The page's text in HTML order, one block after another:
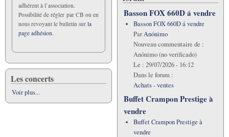
adhérent à l’association.
Possibilité de régler par CB ou en
nous revoyant le bulletin sur la
page adhésion.
Les concerts
Voir plus...
Basson FOX 660D á vendre
Basson FOX 660D á vendre
ParAnónimo
Nouveau commentaire de :
Anónimo (no verificado)
Le : 29/07/2026 - 16:12
Dans le forum :
Achats - ventes
Buffet Crampon Prestige à
vendre
Buffet Crampon Prestige à
vendre